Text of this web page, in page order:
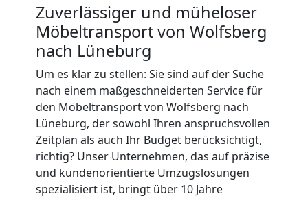
Zuverlässiger und müheloser
Möbeltransport von Wolfsberg
nach Lüneburg
Um es klar zu stellen: Sie sind auf der Suche
nach einem maßgeschneiderten Service für
den Möbeltransport von Wolfsberg nach
Lüneburg, der sowohl Ihren anspruchsvollen
Zeitplan als auch Ihr Budget berücksichtigt,
richtig? Unser Unternehmen, das auf präzise
und kundenorientierte Umzugslösungen
spezialisiert ist, bringt über 10 Jahre
Kunsttransport
Wolfsberg
Umzug
Wolfsberg